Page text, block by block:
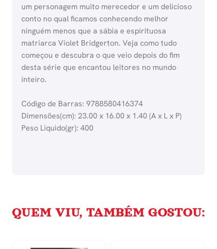
um personagem muito merecedor e um delicioso
conto no qual ficamos conhecendo melhor
ninguém menos que a sábia e espirituosa
matriarca Violet Bridgerton. Veja como tudo
começou e descubra o que veio depois do fim
desta série que encantou leitores no mundo
inteiro.
Código de Barras: 9788580416374
Dimensões(cm): 23.00 x 16.00 x 1.40 (A x L x P)
Peso Liquido(gr): 400
QUEM VIU, TAMBÉM GOSTOU: